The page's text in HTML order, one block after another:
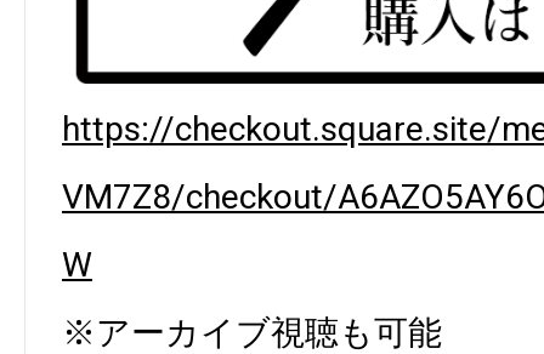
https://checkout.square.site/
VM7Z8/checkout/
W
※アーカイブ視聴も可能